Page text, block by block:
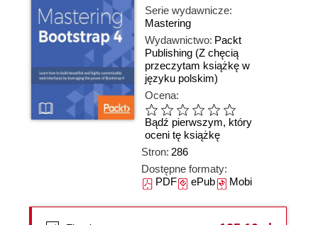
Serie wydawnicze:
Mastering
Wydawnictwo: Packt
Publishing (Z chęcią
przeczytam książkę w
języku polskim)
Ocena:
Bądź pierwszym, który
oceni tę książkę
Stron: 286
Dostępne formaty:
PDFePubMobi